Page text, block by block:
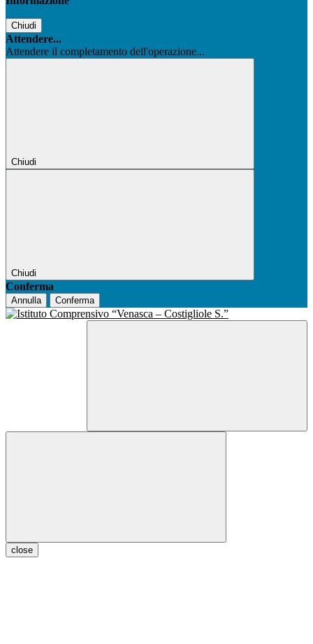
Chiudi
Attendere...
Attendere il completamento dell'operazione...
Chiudi
Chiudi
Conferma
Annulla Conferma
close